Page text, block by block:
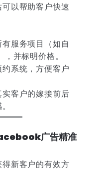
以帮助客户快速
有服务项目（如自
并标明价格。
系统，方便客户
实客户的嫁接前后
广告精准
新客户的有效方